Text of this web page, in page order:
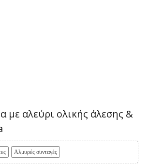
με αλεύρι ολικής άλεσης &
Αλμυρές συνταγές